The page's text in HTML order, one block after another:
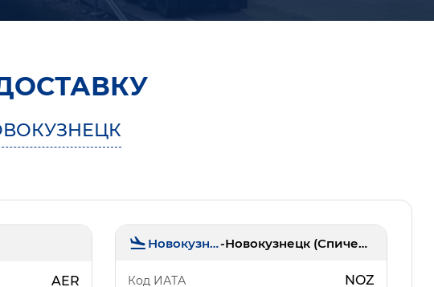
AER
Новокузнецк- Новокузнецк (Спиченково)
Код ИАТА NOZ